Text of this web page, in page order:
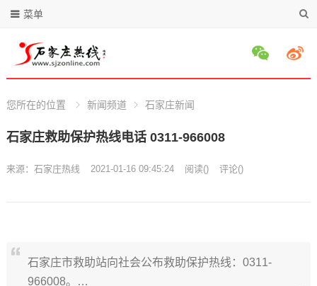
菜单
您所在的位置 新闻频道 石家庄新闻
石家庄救助保护热线电话 0311-966008
来源： 石家庄热线 2021-01-16 09:45:24 阅读() 评论()
石家庄市救助站向社会公布救助保护热线：0311-
966008。…